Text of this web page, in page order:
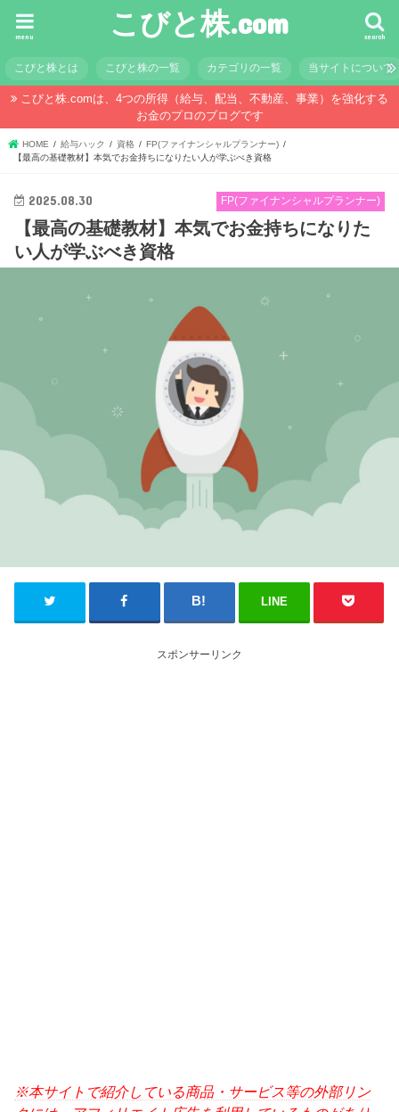
こびと株.com search
menu
こびと株とは こびと株の一覧 カテゴリの一覧 当サイトについて
こびと株.comは、4つの所得（給与、配当、不動産、事業）を強化する
お金のプロのブログです
HOME 給与ハック 資格
FP(ファイナンシャルプランナー)
【最高の基礎教材】本気でお金持ちになりたい人が学ぶべき資格
FP(ファイナンシャルプランナー)
2025.08.30
【最高の基礎教材】本気でお金持ちになりた
い人が学ぶべき資格
LINE
スポンサーリンク
※本サイトで紹介している商品・サービス等の外部リン